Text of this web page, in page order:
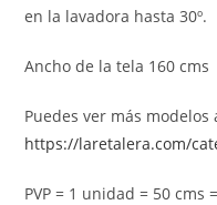
en la lavadora hasta 30º.
Ancho de la tela 160 cms
Puedes ver más modelos
https://laretalera.com/
PVP = 1 unidad = 50 cms